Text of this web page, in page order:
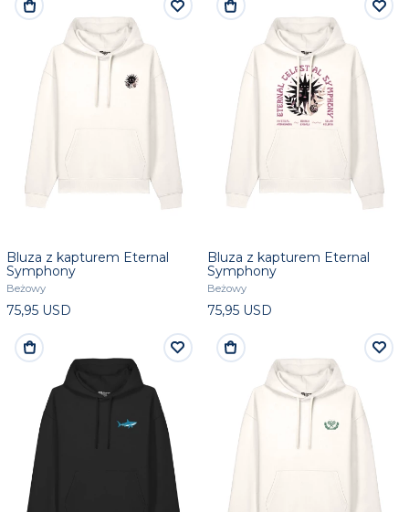
Bluza z kapturem Eternal
Symphony
Beżowy
75,95 USD
Bluza z kapturem Eternal
Symphony
Beżowy
75,95 USD